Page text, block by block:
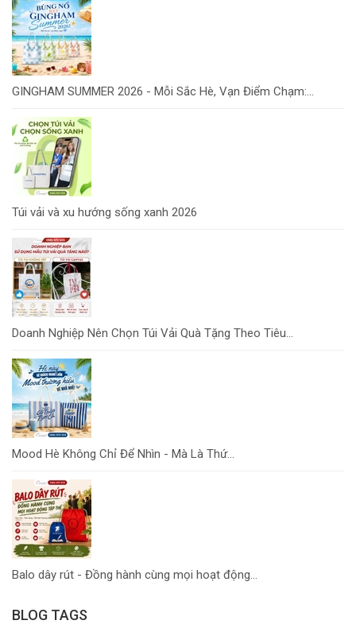
GINGHAM SUMMER 2026 - Mỗi Sắc Hè, Vạn Điểm Chạm:...
Túi vải và xu hướng sống xanh 2026
Doanh Nghiệp Nên Chọn Túi Vải Quà Tặng Theo Tiêu...
Mood Hè Không Chỉ Để Nhìn - Mà Là Thứ...
Balo dây rút - Đồng hành cùng mọi hoạt động...
BLOG TAGS